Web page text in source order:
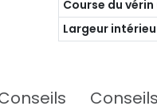
Course du
Largeur